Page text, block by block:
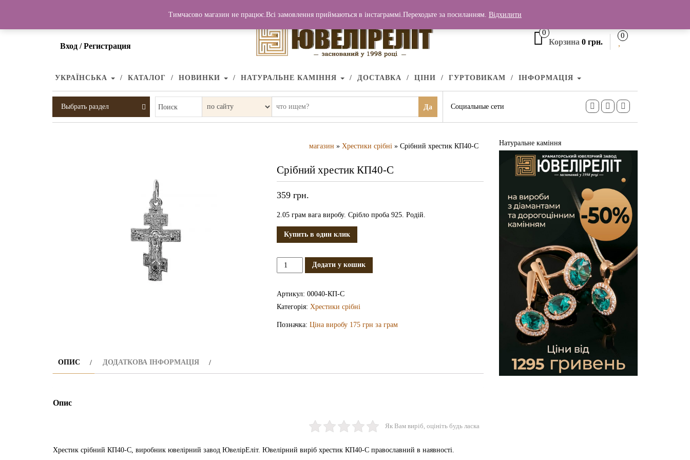
Вход / Регистрация
0
Корзина 0 грн.
0
УКРАЇНСЬКА КАТАЛОГ НОВИНКИ НАТУРАЛЬНЕ КАМІННЯ ДОСТАВКА ЦІНИ ГУРТОВИКАМ ІНФОРМАЦІЯ
Выбрать раздел Поиск Да Социальные сети
магазин » Хрестики срібні » Срібний хрестик КП40-С
Срібний хрестик КП40-С
359 грн.
2.05 грам вага виробу. Срібло проба 925. Родій.
Купить в один клик
Срібний
хрестик
Додати у кошик
Артикул: 00040-КП-С
Категорія: Хрестики срібні
Позначка: Ціна виробу 175 грн за грам
ОПИС ДОДАТКОВА ІНФОРМАЦІЯ
Опис
Як Вам виріб, оцініть будь ласка
Хрестик срібний КП40-С, виробник ювелірний завод ЮвелірЕліт. Ювелірний виріб хрестик КП40-С православний в наявності.
Натуральне каміння
Тимчасово магазин не працює.Всі замовлення приймаються в інстаграммі.Переходьте за посиланням. Відхилити